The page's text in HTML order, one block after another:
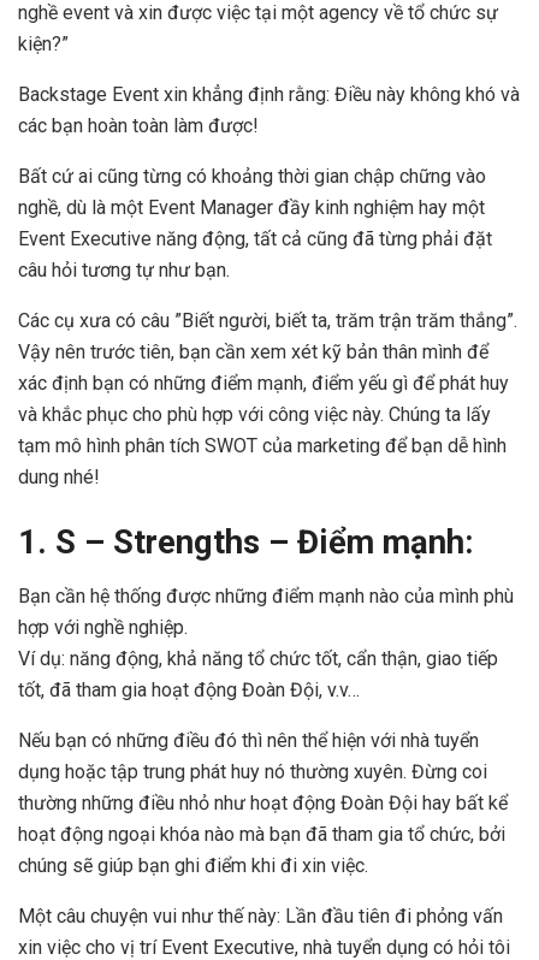
nghề event và xin được việc tại một agency về tổ chức sự
kiện?”
Backstage Event xin khẳng định rằng: Điều này không khó và
các bạn hoàn toàn làm được!
Bất cứ ai cũng từng có khoảng thời gian chập chững vào
nghề, dù là một Event Manager đầy kinh nghiệm hay một
Event Executive năng động, tất cả cũng đã từng phải đặt
câu hỏi tương tự như bạn.
Các cụ xưa có câu ”Biết người, biết ta, trăm trận trăm thắng”.
Vậy nên trước tiên, bạn cần xem xét kỹ bản thân mình để
xác định bạn có những điểm mạnh, điểm yếu gì để phát huy
và khắc phục cho phù hợp với công việc này. Chúng ta lấy
tạm mô hình phân tích SWOT của marketing để bạn dễ hình
dung nhé!
1. S – Strengths – Điểm mạnh:
Bạn cần hệ thống được những điểm mạnh nào của mình phù
hợp với nghề nghiệp.
Ví dụ: năng động, khả năng tổ chức tốt, cẩn thận, giao tiếp
tốt, đã tham gia hoạt động Đoàn Đội, v.v…
Nếu bạn có những điều đó thì nên thể hiện với nhà tuyển
dụng hoặc tập trung phát huy nó thường xuyên. Đừng coi
thường những điều nhỏ như hoạt động Đoàn Đội hay bất kể
hoạt động ngoại khóa nào mà bạn đã tham gia tổ chức, bởi
chúng sẽ giúp bạn ghi điểm khi đi xin việc.
Một câu chuyện vui như thế này: Lần đầu tiên đi phỏng vấn
xin việc cho vị trí Event Executive, nhà tuyển dụng có hỏi tôi